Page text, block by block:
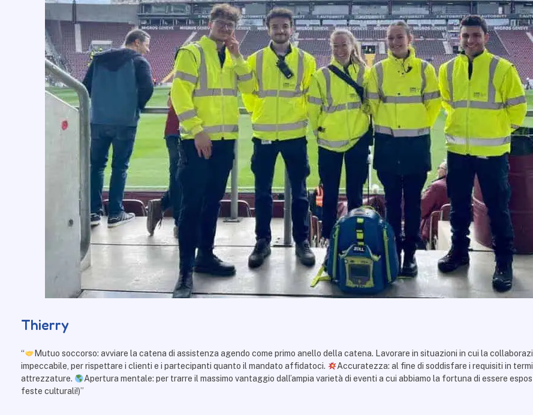
Thierry
“ Mutuo soccorso: avviare la catena di assistenza agendo come primo anello della catena. Lavorare in situazioni in cui la
impeccabile, per rispettare i clienti e i partecipanti quanto il mandato affidatoci.
Accuratezza: al fine di soddisfare i requisitiin
attrezzature.
Apertura mentale: per trarre il massimo vantaggio dall’ampia varietà di eventi a cui abbiamo la fortuna di essere
feste culturali!)”